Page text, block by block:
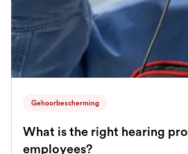
Gehoorbescherming
What is the right hearing
employees?